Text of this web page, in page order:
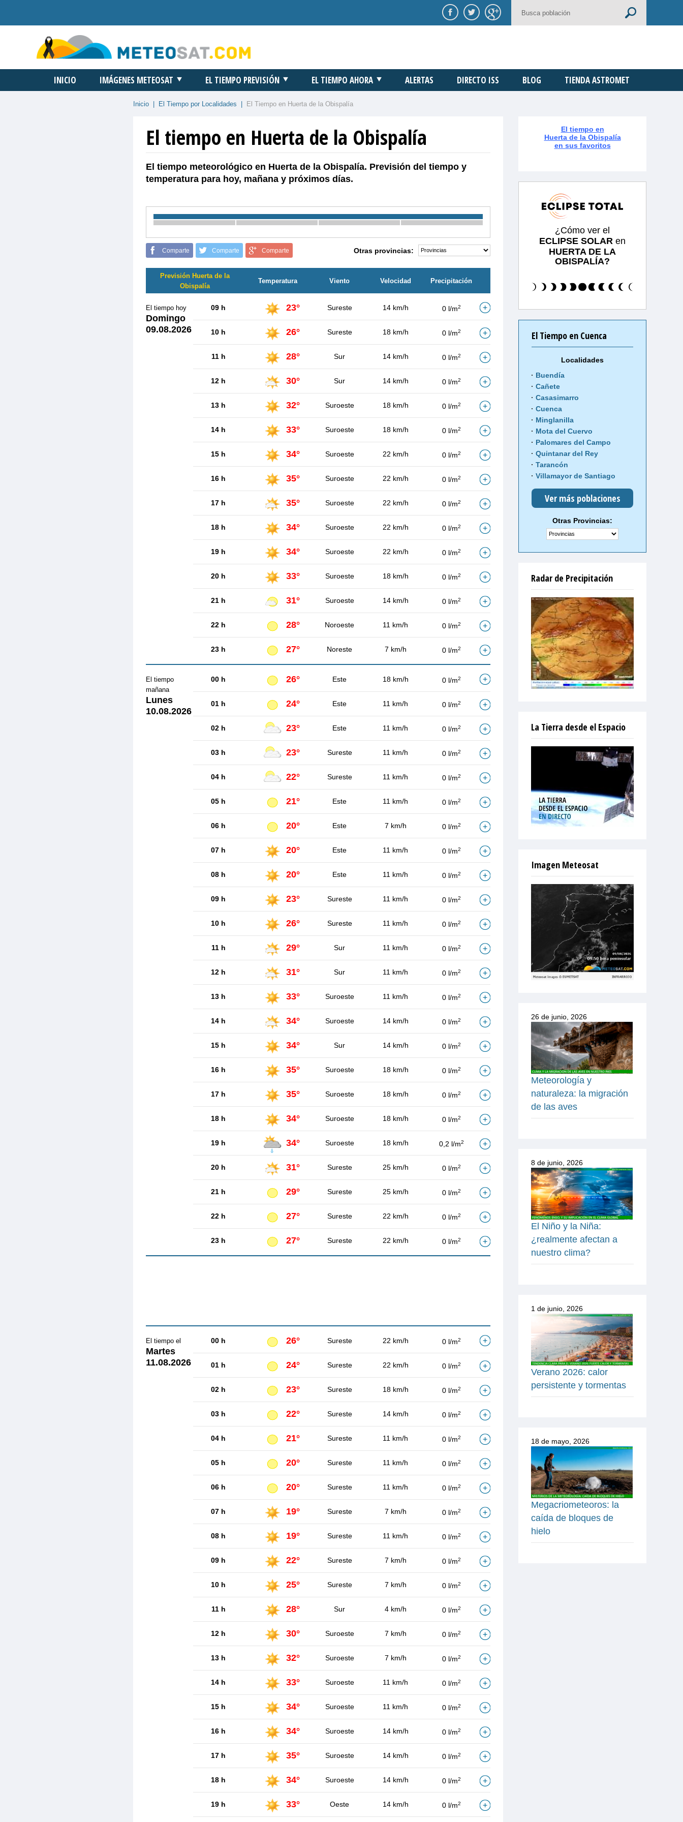
INICIO IMÁGENES METEOSAT EL TIEMPO PREVISIÓN EL TIEMPO AHORA ALERTAS DIRECTO ISS BLOG TIENDA ASTROMET
Inicio El Tiempo por Localidades El Tiempo en Huerta de la Obispalía
El tiempo en Huerta de la Obispalía
El tiempo meteorológico en Huerta de la Obispalía. Previsión del tiempo y
temperatura para hoy, mañana y próximos días.
Comparte Comparte Comparte Otras provincias:
Previsión Huerta de la
Obispalía
Temperatura Viento Velocidad Precipitación
El tiempo hoy
Domingo
09.08.2026
09 h 23° Sureste 14 km/h 0 l/m2
10 h 26° Sureste 18 km/h 0 l/m2
11 h 28° Sur 14 km/h 0 l/m2
12 h 30° Sur 14 km/h 0 l/m2
13 h 32° Suroeste 18 km/h 0 l/m2
14 h 33° Suroeste 18 km/h 0 l/m2
15 h 34° Suroeste 22 km/h 0 l/m2
16 h 35° Suroeste 22 km/h 0 l/m2
17 h 35° Suroeste 22 km/h 0 l/m2
18 h 34° Suroeste 22 km/h 0 l/m2
19 h 34° Suroeste 22 km/h 0 l/m2
20 h 33° Suroeste 18 km/h 0 l/m2
21 h 31° Suroeste 14 km/h 0 l/m2
22 h 28° Noroeste 11 km/h 0 l/m2
23 h 27° Noreste 7 km/h 0 l/m2
El tiempo
mañana
Lunes
10.08.2026
00 h 26° Este 18 km/h 0 l/m2
01 h 24° Este 11 km/h 0 l/m2
02 h 23° Este 11 km/h 0 l/m2
03 h 23° Sureste 11 km/h 0 l/m2
04 h 22° Sureste 11 km/h 0 l/m2
05 h 21° Este 11 km/h 0 l/m2
06 h 20° Este 7 km/h 0 l/m2
07 h 20° Este 11 km/h 0 l/m2
08 h 20° Este 11 km/h 0 l/m2
09 h 23° Sureste 11 km/h 0 l/m2
10 h 26° Sureste 11 km/h 0 l/m2
11 h 29° Sur 11 km/h 0 l/m2
12 h 31° Sur 11 km/h 0 l/m2
13 h 33° Suroeste 11 km/h 0 l/m2
14 h 34° Suroeste 14 km/h 0 l/m2
15 h 34° Sur 14 km/h 0 l/m2
16 h 35° Suroeste 18 km/h 0 l/m2
17 h 35° Suroeste 18 km/h 0 l/m2
18 h 34° Suroeste 18 km/h 0 l/m2
19 h 34° Suroeste 18 km/h 0,2 l/m2
20 h 31° Sureste 25 km/h 0 l/m2
21 h 29° Sureste 25 km/h 0 l/m2
22 h 27° Sureste 22 km/h 0 l/m2
23 h 27° Sureste 22 km/h 0 l/m2
El tiempo el
Martes
11.08.2026
00 h 26° Sureste 22 km/h 0 l/m2
01 h 24° Sureste 22 km/h 0 l/m2
02 h 23° Sureste 18 km/h 0 l/m2
03 h 22° Sureste 14 km/h 0 l/m2
04 h 21° Sureste 11 km/h 0 l/m2
05 h 20° Sureste 11 km/h 0 l/m2
06 h 20° Sureste 11 km/h 0 l/m2
07 h 19° Sureste 7 km/h 0 l/m2
08 h 19° Sureste 11 km/h 0 l/m2
09 h 22° Sureste 7 km/h 0 l/m2
10 h 25° Sureste 7 km/h 0 l/m2
11 h 28° Sur 4 km/h 0 l/m2
12 h 30° Suroeste 7 km/h 0 l/m2
13 h 32° Suroeste 7 km/h 0 l/m2
14 h 33° Suroeste 11 km/h 0 l/m2
15 h 34° Suroeste 11 km/h 0 l/m2
16 h 34° Suroeste 14 km/h 0 l/m2
17 h 35° Suroeste 14 km/h 0 l/m2
18 h 34° Suroeste 14 km/h 0 l/m2
19 h 33° Oeste 14 km/h 0 l/m2
El tiempo en
Huerta de la Obispalía
en sus favoritos
¿Cómo ver el
ECLIPSE SOLAR en
HUERTA DE LA
OBISPALÍA?
El Tiempo en Cuenca
Localidades
Buendía
Cañete
Casasimarro
Cuenca
Minglanilla
Mota del Cuervo
Palomares del Campo
Quintanar del Rey
Tarancón
Villamayor de Santiago
Ver más poblaciones
Otras Provincias:
Radar de Precipitación
La Tierra desde el Espacio
Imagen Meteosat
26 de junio, 2026
Meteorología y
naturaleza: la migración
de las aves
8 de junio, 2026
El Niño y la Niña:
¿realmente afectan a
nuestro clima?
1 de junio, 2026
Verano 2026: calor
persistente y tormentas
18 de mayo, 2026
Megacriometeoros: la
caída de bloques de
hielo